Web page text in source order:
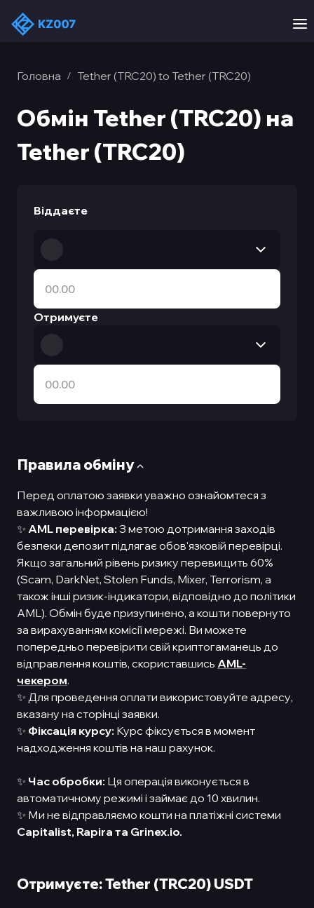
Головна / Tether (TRC20) to Tether (TRC20)
Обмін Tether (TRC20) на
Tether (TRC20)
Правила обмiну
Перед оплатою заявки уважно ознайомтеся з
важливою інформацією!
✨ AML перевірка: З метою дотримання заходів
безпеки депозит підлягає обов'язковій перевірці.
Якщо загальний рівень ризику перевищить 60%
(Scam, DarkNet, Stolen Funds, Mixer, Terrorism, а
також інші ризик-індикатори, відповідно до політики
AML). Обмін буде призупинено, а кошти повернуто
за вирахуванням комісії мережі. Ви можете
попередньо перевірити свій криптогаманець до
відправлення коштів, скориставшись AML-
чекером.
✨ Для проведення оплати використовуйте адресу,
вказану на сторінці заявки.
✨ Фіксація курсу: Курс фіксується в момент
надходження коштів на наш рахунок.
✨ Час обробки: Ця операція виконується в
автоматичному режимі і займає до 10 хвилин.
✨ Ми не відправляємо кошти на платіжні системи
Capitalist, Rapira та Grinex.io.
Отримуєте: Tether (TRC20) USDT
Віддаєте
Отримуєте